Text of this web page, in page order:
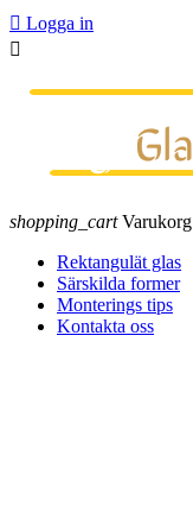
 Logga in

shopping_cart Varukorg
Rektangulät glas
Särskilda former
Monterings tips
Kontakta oss